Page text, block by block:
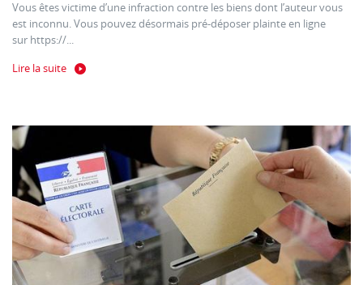
Vous êtes victime d’une infraction contre les biens dont l’auteur vous
est inconnu. Vous pouvez désormais pré-déposer plainte en ligne
sur https://...
Lire la suite